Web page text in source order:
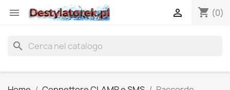
 shopping_cart (0)

search